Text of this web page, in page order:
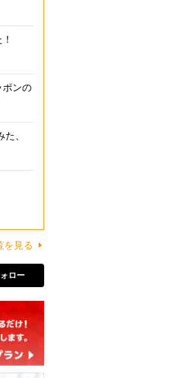
ポンの
、
を見る
ロー